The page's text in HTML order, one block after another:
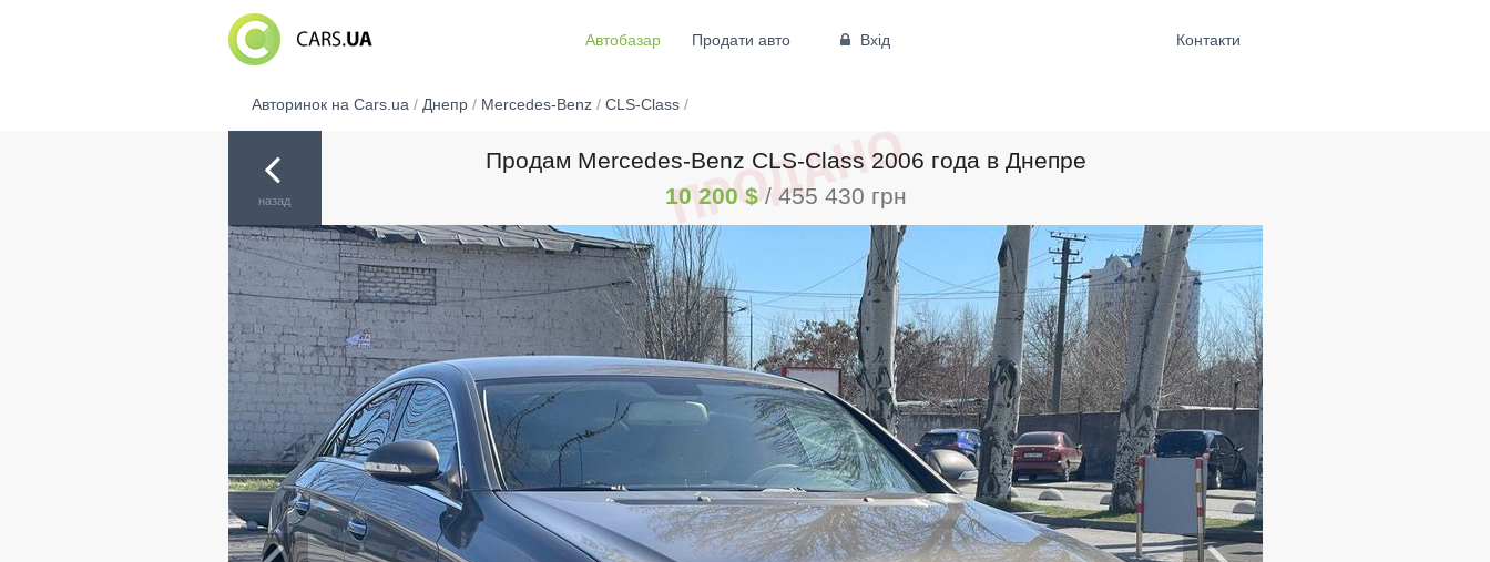
Автобазар Продати авто Вхід Контакти
Авторинок на Cars.ua / Днепр/ Mercedes-Benz/ CLS-Class/
назад
Продам Mercedes-Benz CLS-Class 2006 года в Днепре
10 200 $ / 455 430 грн